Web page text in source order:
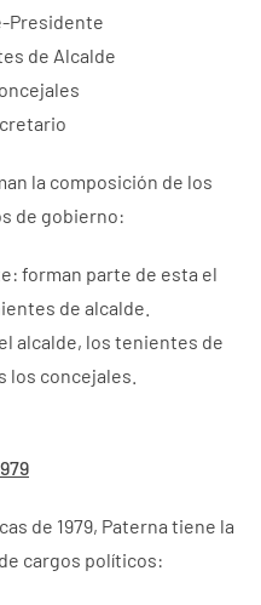
Presidente
de Alcalde
la composición de los
de gobierno:
forman parte de esta el
de alcalde.
alcalde, los tenientes de
los concejales.
de 1979, Paterna tiene la
cargos políticos: